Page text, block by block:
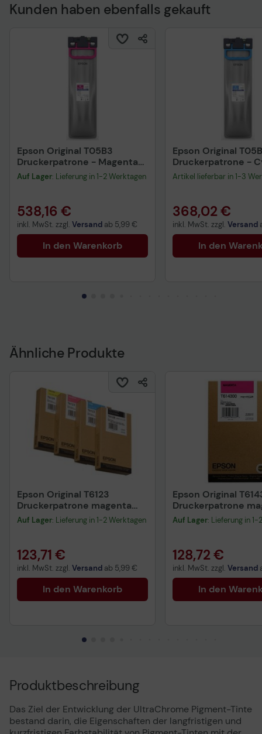
Technisches
Kunden haben ebenfalls gekauft
Epson Original T05B3
Druckerpatrone - Magenta
C13T05B34N
Auf Lager: Lieferung in 1-2 Werktagen
538,16 €
inkl. MwSt. zzgl. Versand ab 5,99 €
In den Warenkorb
Epson Original
Druckerpatrone -
C13T05B24N
Artikel lieferbar in 1-3
368,02 €
inkl. MwSt. zzgl. Versand
In den
Ähnliche Produkte
Epson Original T6123
Druckerpatrone magenta
220ml (C13T612300)
Auf Lager: Lieferung in 1-2 Werktagen
123,71 €
inkl. MwSt. zzgl. Versand ab 5,99 €
In den Warenkorb
Epson Original
Druckerpatrone
220ml
Auf Lager: Lieferung in
128,72 €
inkl. MwSt. zzgl. Versand
In den
Produktbeschreibung
Das Ziel der Entwicklung der UltraChrome Pigment-Tinte
bestand darin, die Eigenschaften der langfristigen und